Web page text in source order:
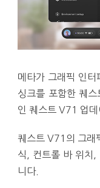
메타가 그래픽 인
싱크를 포함한 퀘
인 퀘스트 V71 업데
퀘스트 V71의 그래
식, 컨트롤 바 위치,
니다.